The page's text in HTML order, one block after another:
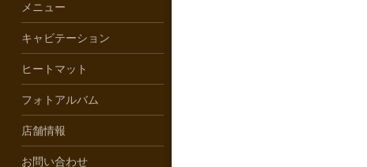
メニュー
キャビテーション
ヒートマット
フォトアルバム
店舗情報
お問い合わせ